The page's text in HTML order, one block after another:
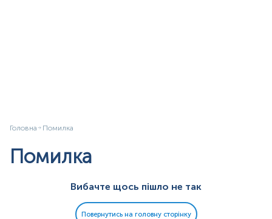
Головна Помилка
Помилка
Вибачте щось пішло не так
Повернутись на головну сторінку